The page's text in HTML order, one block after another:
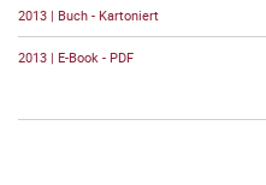
2013 | Buch - Kartoniert
2013 | E-Book - PDF